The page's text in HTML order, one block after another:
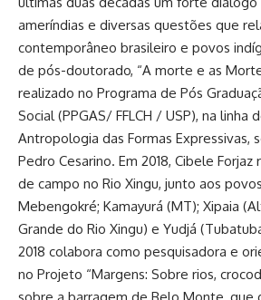
ameríndias e diversas questões que
contemporâneo brasileiro e povos
de pós-doutorado, “A morte e as
realizado no Programa de Pós
Social (PPGAS/ FFLCH / USP), na linha
Antropologia das Formas Expressivas,
Pedro Cesarino. Em 2018, Cibele
de campo no Rio Xingu, junto aos
Mebengokré; Kamayurá (MT); Xipaia
Grande do Rio Xingu) e Yudjá
2018 colabora como pesquisadora e
no Projeto “Margens: Sobre rios,